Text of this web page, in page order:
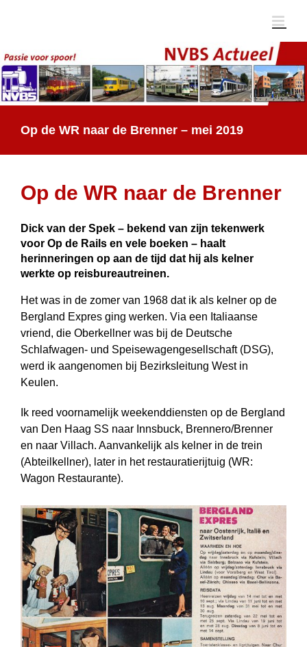
Op de WR naar de Brenner – mei 2019
Op de WR naar de Brenner
Dick van der Spek – bekend van zijn tekenwerk
voor Op de Rails en vele boeken – haalt
herinneringen op aan de tijd dat hij als kelner
werkte op reisbureautreinen.
Het was in de zomer van 1968 dat ik als kelner op de
Bergland Expres ging werken. Via een Italiaanse
vriend, die Oberkellner was bij de Deutsche
Schlafwagen- und Speisewagengesellschaft (DSG),
werd ik aangenomen bij Bezirks­leitung West in
Keulen.
Ik reed voornamelijk weekend­diensten op de Bergland
van Den Haag SS naar Innsbuck, Brennero/Brenner
en naar Villach. Aanvankelijk als kelner in de trein
(Abteilkellner), later in het restauratierijtuig (WR:
Wagon Restaurante).